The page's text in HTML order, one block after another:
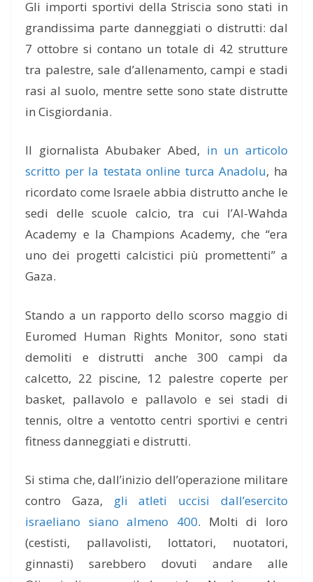
Gli importi sportivi della Striscia sono stati in
grandissima parte danneggiati o distrutti: dal
7 ottobre si contano un totale di 42 strutture
tra palestre, sale d’allenamento, campi e stadi
rasi al suolo, mentre sette sono state distrutte
in Cisgiordania.
Il giornalista Abubaker Abed, in un articolo
scritto per la testata online turca Anadolu, ha
ricordato come Israele abbia distrutto anche le
sedi delle scuole calcio, tra cui l’Al-Wahda
Academy e la Champions Academy, che “era
uno dei progetti calcistici più promettenti” a
Gaza.
Stando a un rapporto dello scorso maggio di
Euromed Human Rights Monitor, sono stati
demoliti e distrutti anche 300 campi da
calcetto, 22 piscine, 12 palestre coperte per
basket, pallavolo e pallavolo e sei stadi di
tennis, oltre a ventotto centri sportivi e centri
fitness danneggiati e distrutti.
Si stima che, dall’inizio dell’operazione militare
contro Gaza, gli atleti uccisi dall’esercito
israeliano siano almeno 400. Molti di loro
(cestisti, pallavolisti, lottatori, nuotatori,
ginnasti) sarebbero dovuti andare alle